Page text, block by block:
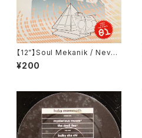
【12”】Soul Mekanik / Never
Touch That Switch (Rip Re
cords) (RIP 033)
¥200